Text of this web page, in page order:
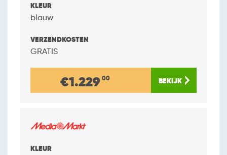
blauw
GRATIS
€1.22900